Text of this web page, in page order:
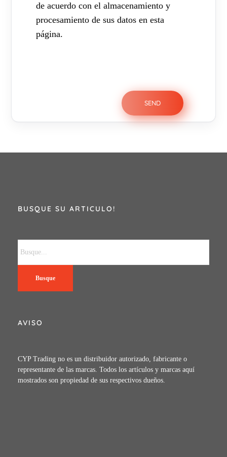
de acuerdo con el almacenamiento y
procesamiento de sus datos en esta
página.
BUSQUE SU ARTICULO!
Busque
AVISO
CYP Trading no es un distribuidor autorizado, fabricante o
representante de las marcas. Todos los artículos y marcas aquí
mostrados son propiedad de sus respectivos dueños.